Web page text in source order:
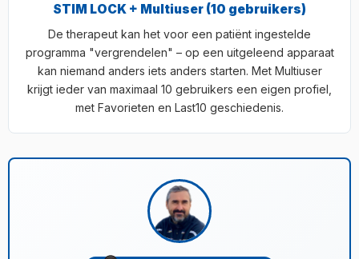
STIM LOCK + Multiuser (10 gebruikers)
De therapeut kan het voor een patiënt ingestelde
programma "vergrendelen" – op een uitgeleend apparaat
kan niemand anders iets anders starten. Met Multiuser
krijgt ieder van maximaal 10 gebruikers een eigen profiel,
met Favorieten en Last10 geschiedenis.